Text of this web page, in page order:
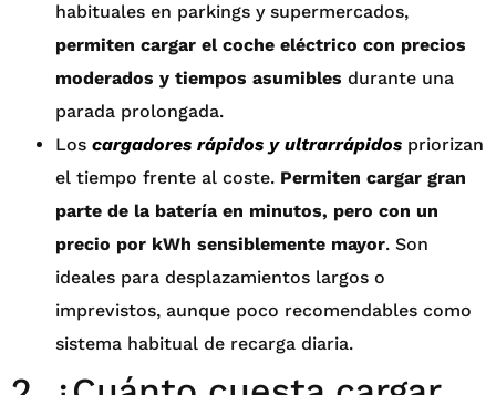
habituales en parkings y supermercados,
permiten cargar el coche eléctrico con precios
moderados y tiempos asumibles durante una
parada prolongada.
Los cargadores rápidos y ultrarrápidos priorizan
el tiempo frente al coste. Permiten cargar gran
parte de la batería en minutos, pero con un
precio por kWh sensiblemente mayor. Son
ideales para desplazamientos largos o
imprevistos, aunque poco recomendables como
sistema habitual de recarga diaria.